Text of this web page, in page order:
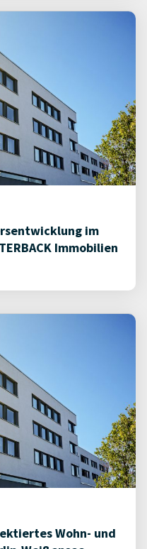
im
Immobilien
Wohn- und